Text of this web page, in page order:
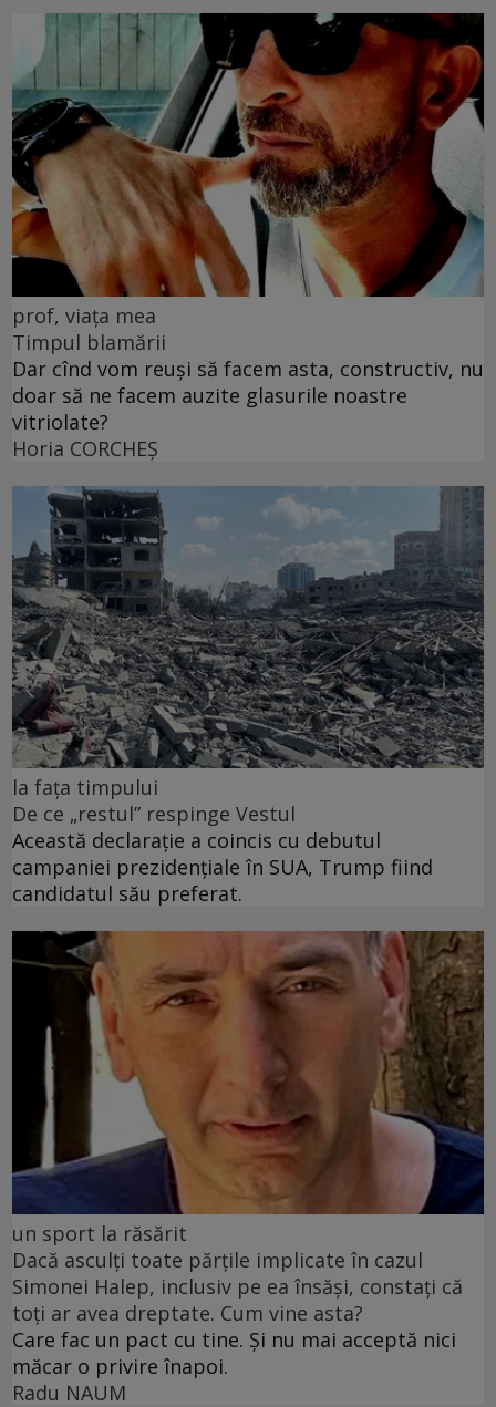
prof, viața mea
Timpul blamării
Dar cînd vom reuși să facem asta, constructiv, nu
doar să ne facem auzite glasurile noastre
vitriolate?
Horia CORCHEŞ
la fața timpului
De ce „restul” respinge Vestul
Această declarație a coincis cu debutul
campaniei prezidențiale în SUA, Trump fiind
candidatul său preferat.
un sport la răsărit
Dacă asculți toate părțile implicate în cazul
Simonei Halep, inclusiv pe ea însăși, constați că
toți ar avea dreptate. Cum vine asta?
Care fac un pact cu tine. Și nu mai acceptă nici
măcar o privire înapoi.
Radu NAUM